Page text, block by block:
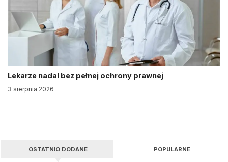
Lekarze nadal bez pełnej ochrony prawnej
3 sierpnia 2026
OSTATNIO DODANE POPULARNE